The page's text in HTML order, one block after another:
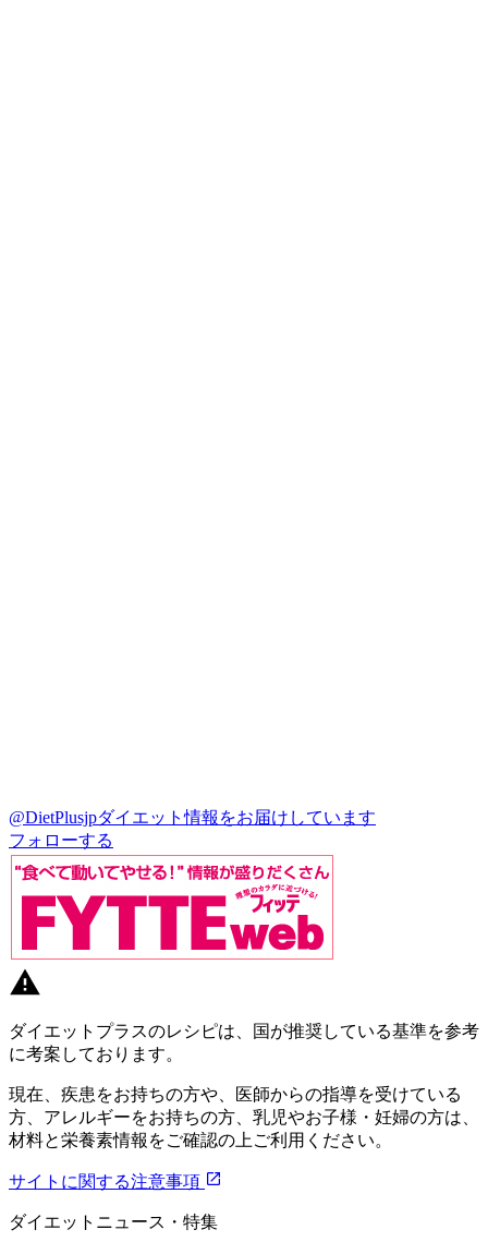
@DietPlusjpダイエット情報をお届けしています
フォローする
ダイエットプラスのレシピは、国が推奨している基準を参考
に考案しております。
現在、疾患をお持ちの方や、医師からの指導を受けている
方、アレルギーをお持ちの方、乳児やお子様・妊婦の方は、
材料と栄養素情報をご確認の上ご利用ください。
サイトに関する注意事項
ダイエットニュース・特集